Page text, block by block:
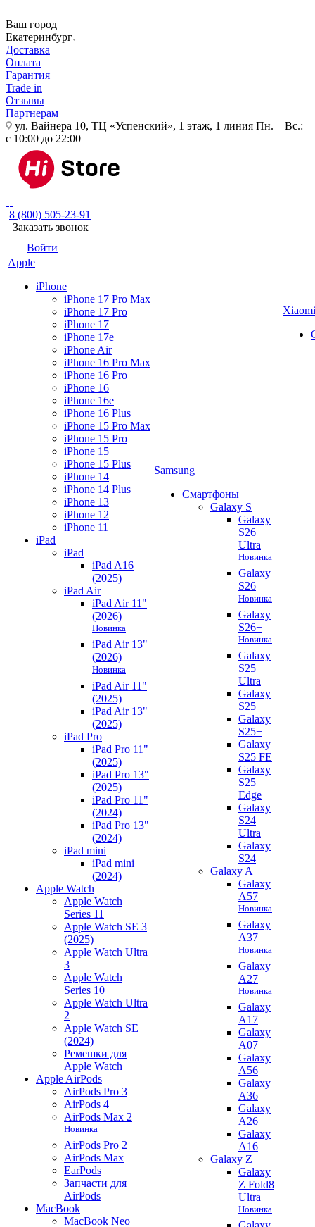
Ваш город
Екатеринбург
Доставка
Оплата
Гарантия
Trade in
Отзывы
Партнерам
ул. Вайнера 10, ТЦ «Успенский», 1 этаж, 1 линия Пн. – Вс.:
с 10:00 до 22:00
8 (800) 505-23-91
Заказать звонок
Войти
Apple
iPhone
iPhone 17 Pro Max
iPhone 17 Pro
iPhone 17
iPhone 17e
iPhone Air
iPhone 16 Pro Max
iPhone 16 Pro
iPhone 16
iPhone 16e
iPhone 16 Plus
iPhone 15 Pro Max
iPhone 15 Pro
iPhone 15
iPhone 15 Plus
iPhone 14
iPhone 14 Plus
iPhone 13
iPhone 12
iPhone 11
iPad
iPad
iPad A16
(2025)
iPad Air
iPad Air 11"
(2026)
Новинка
iPad Air 13"
(2026)
Новинка
iPad Air 11"
(2025)
iPad Air 13"
(2025)
iPad Pro
iPad Pro 11"
(2025)
iPad Pro 13"
(2025)
iPad Pro 11"
(2024)
iPad Pro 13"
(2024)
iPad mini
iPad mini
(2024)
Apple Watch
Apple Watch
Series 11
Apple Watch SE 3
(2025)
Apple Watch Ultra
3
Apple Watch
Series 10
Apple Watch Ultra
2
Apple Watch SE
(2024)
Ремешки для
Apple Watch
Apple AirPods
AirPods Pro 3
AirPods 4
AirPods Max 2
Новинка
AirPods Pro 2
AirPods Max
EarPods
Запчасти для
AirPods
MacBook
MacBook Neo
Samsung
Смартфоны
Galaxy S
Galaxy
S26
Ultra
Новинка
Galaxy
S26
Новинка
Galaxy
S26+
Новинка
Galaxy
S25
Ultra
Galaxy
S25
Galaxy
S25+
Galaxy
S25 FE
Galaxy
S25
Edge
Galaxy
S24
Ultra
Galaxy
S24
Galaxy A
Galaxy
A57
Новинка
Galaxy
A37
Новинка
Galaxy
A27
Новинка
Galaxy
A17
Galaxy
A07
Galaxy
A56
Galaxy
A36
Galaxy
A26
Galaxy
A16
Galaxy Z
Galaxy
Z Fold8
Ultra
Новинка
Xiaomi